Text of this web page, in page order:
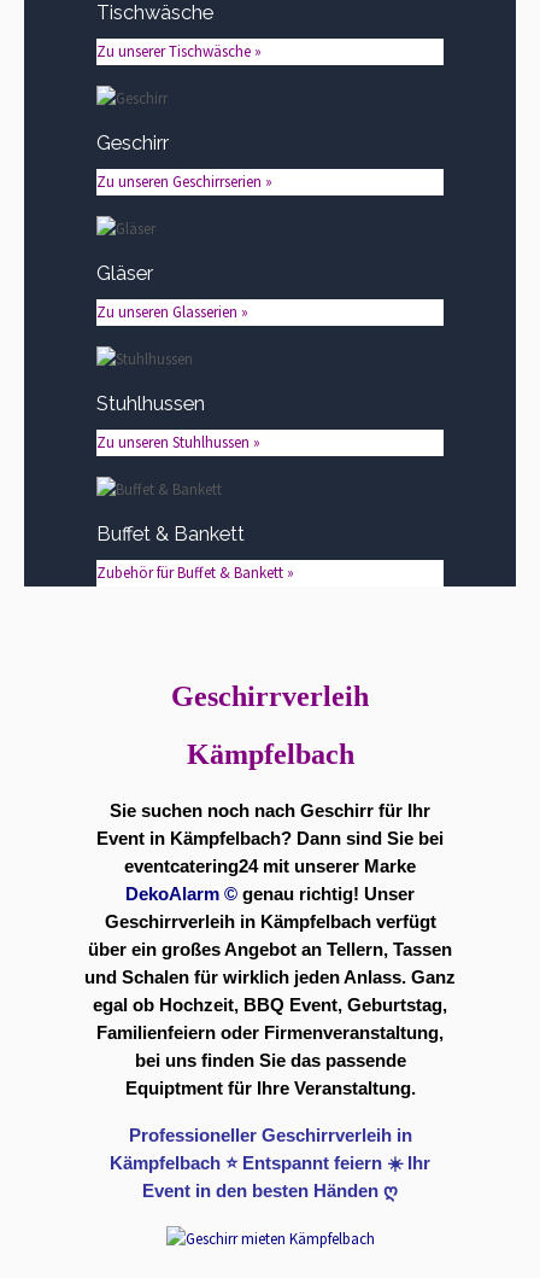
Tischwäsche
Zu unserer Tischwäsche »
Geschirr
Zu unseren Geschirrserien »
Gläser
Zu unseren Glasserien »
Stuhlhussen
Zu unseren Stuhlhussen »
Buffet & Bankett
Zubehör für Buffet & Bankett »
Geschirrverleih
Kämpfelbach
Sie suchen noch nach Geschirr für Ihr
Event in Kämpfelbach? Dann sind Sie bei
eventcatering24 mit unserer Marke
DekoAlarm © genau richtig! Unser
Geschirrverleih in Kämpfelbach verfügt
über ein großes Angebot an Tellern, Tassen
und Schalen für wirklich jeden Anlass. Ganz
egal ob Hochzeit, BBQ Event, Geburtstag,
Familienfeiern oder Firmenveranstaltung,
bei uns finden Sie das passende
Equiptment für Ihre Veranstaltung.
Professioneller Geschirrverleih in
Kämpfelbach ⭐ Entspannt feiern ☀️ Ihr
Event in den besten Händen ღ